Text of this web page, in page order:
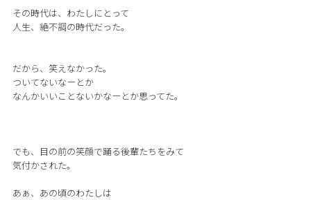
その時代は、わたしにとって
人生、絶不調の時代だった。
だから、笑えなかった。
ついてないなーとか
なんかいいことないかなーとか思ってた。
でも、目の前の笑顔で踊る後輩たちをみて
気付かされた。
あぁ、あの頃のわたしは